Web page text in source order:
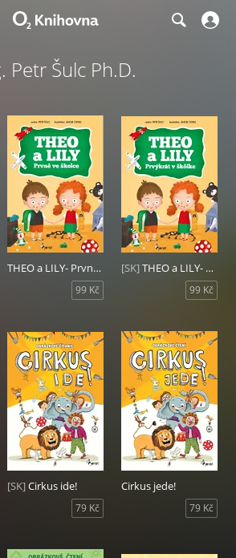
Petr Šulc Ph.D.
THEO a LILY- Prvně ve školce
99 Kč
[SK]THEO a LILY- Prvýkrát v škôlke
99 Kč
[SK]Cirkus ide!
79 Kč
Cirkus jede!
79 Kč